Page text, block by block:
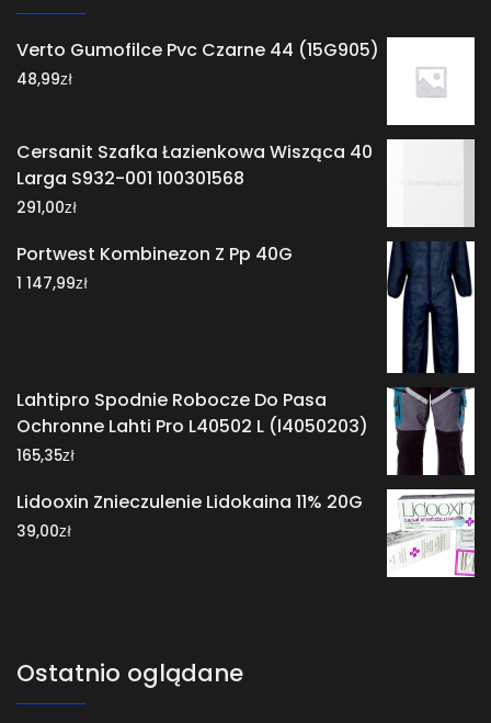
Verto Gumofilce Pvc Czarne 44 (15G905)
48,99zł
Cersanit Szafka Łazienkowa Wisząca 40
Larga S932-001 100301568
291,00zł
Portwest Kombinezon Z Pp 40G
1 147,99zł
Lahtipro Spodnie Robocze Do Pasa
Ochronne Lahti Pro L40502 L (l4050203)
165,35zł
Lidooxin Znieczulenie Lidokaina 11% 20G
39,00zł
Ostatnio oglądane